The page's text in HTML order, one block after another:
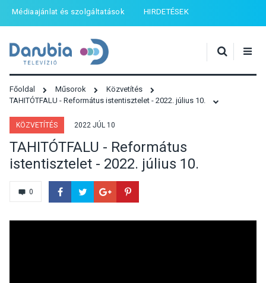
Médiaajánlat és szolgáltatások HIRDETÉSEK
Főoldal Műsorok
Közvetítés
TAHITÓTFALU - Református istentisztelet - 2022. július 10.
KÖZVETÍTÉS 2022 JÚL 10
TAHITÓTFALU - Református
istentisztelet - 2022. július 10.
0